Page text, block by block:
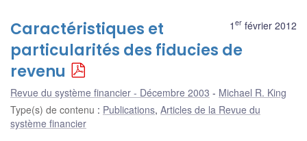
1 er février 2012
Caractéristiques et
particularités des fiducies de
revenu
Revue du système financier - Décembre 2003
Michael R. King
Type(s) de contenu : Publications, Articles de la Revue du
système financier